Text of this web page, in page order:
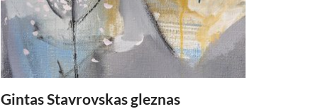
Gintas Stavrovskas gleznas